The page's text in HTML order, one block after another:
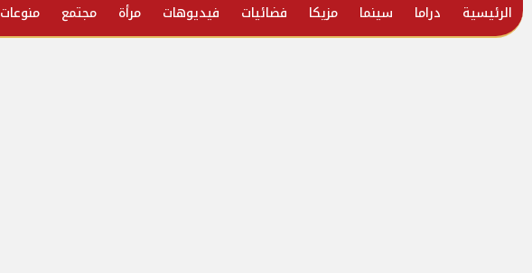
الرئيسية دراما سينما مزيكا فضائيات فيديوهات مرأة مجتمع منوعات